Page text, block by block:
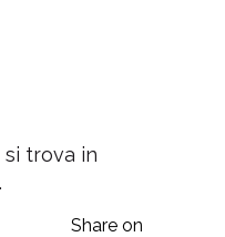
si trova in
Share on